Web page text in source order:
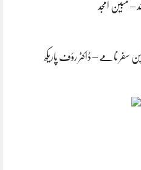
– مبین امجد
سفر نامے – ڈاکٹر رؤف پاریکھ